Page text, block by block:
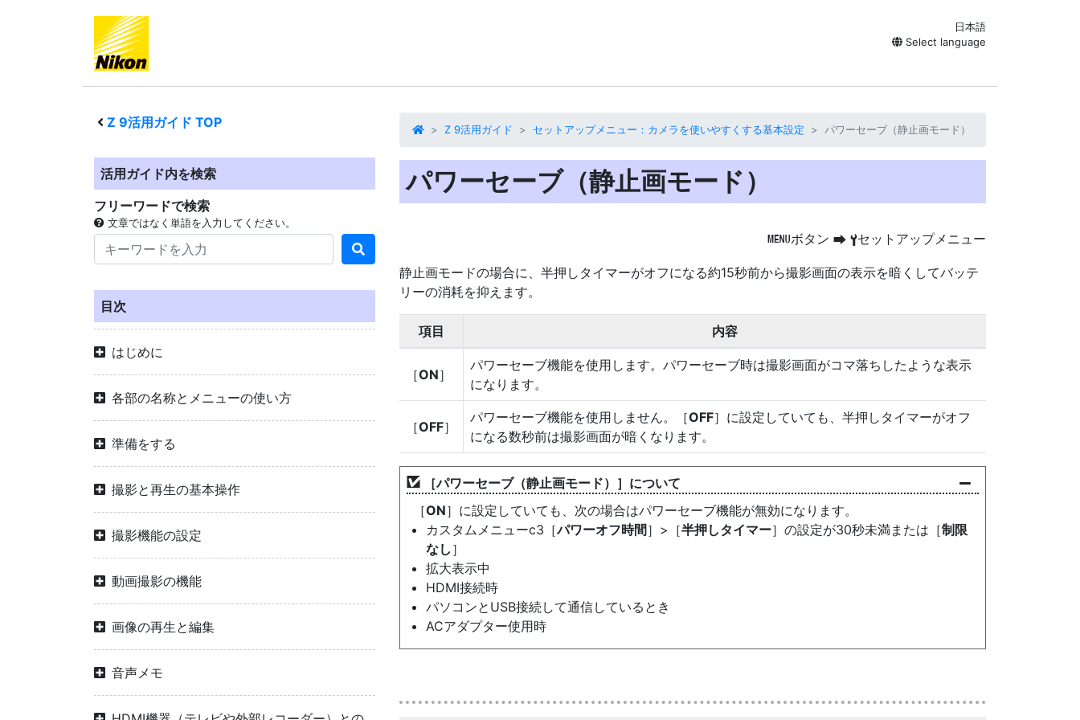
日本語
Select language
Z 9活用ガイド TOP
活用ガイド内を検索
フリーワードで検索
文章ではなく単語を入力してください。
目次
はじめに
各部の名称とメニューの使い方
準備をする
撮影と再生の基本操作
撮影機能の設定
動画撮影の機能
画像の再生と編集
音声メモ
Z 9活用ガイド セットアップメニュー：カメラを使いやすくする基本設定 パワーセーブ（静止画モード）
パワーセーブ（静止画モード）
Gボタン U Bセットアップメニュー
静止画モードの場合に、半押しタイマーがオフになる約15秒前から撮影画面の表示を暗くしてバッテ
リーの消耗を抑えます。
項目 内容
［ON］
パワーセーブ機能を使用します。パワーセーブ時は撮影画面がコマ落ちしたような表示
になります。
［OFF］
パワーセーブ機能を使用しません。［OFF］に設定していても、半押しタイマーがオフ
になる数秒前は撮影画面が暗くなります。
［パワーセーブ（静止画モード） ］について
［ON］に設定していても、次の場合はパワーセーブ機能が無効になります。
カスタムメニューc3［パワーオフ時間 ］>［半押しタイマー］の設定が30秒未満または［制限
なし ］
拡大表示中
HDMI接続時
パソコンとUSB接続して通信しているとき
ACアダプター使用時